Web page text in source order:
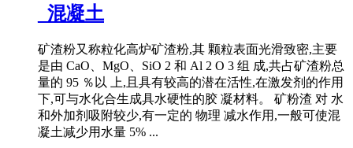
_混凝土
矿渣粉又称粒化高炉矿渣粉,其 颗粒表面光滑致密,主要
是由 CaO、MgO、SiO 2 和 Al 2 O 3 组 成,共占矿渣粉总
量的 95 ％以 上,且具有较高的潜在活性,在激发剂的作用
下,可与水化合生成具水硬性的胶 凝材料。 矿粉渣 对 水
和外加剂吸附较少,有一定的 物理 减水作用,一般可使混
凝土减少用水量 5% ...